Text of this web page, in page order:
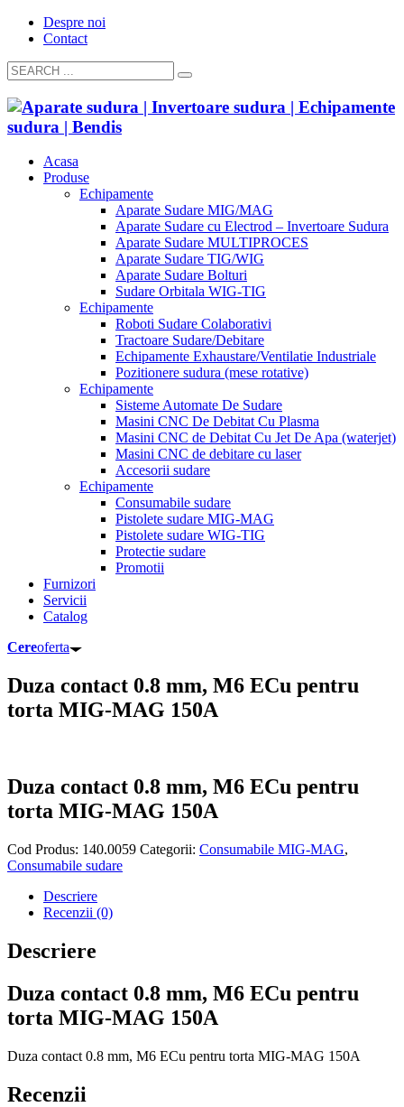
Despre noi
Contact
Acasa
Produse
Echipamente
Aparate Sudare MIG/MAG
Aparate Sudare cu Electrod – Invertoare Sudura
Aparate Sudare MULTIPROCES
Aparate Sudare TIG/WIG
Aparate Sudare Bolturi
Sudare Orbitala WIG-TIG
Echipamente
Roboti Sudare Colaborativi
Tractoare Sudare/Debitare
Echipamente Exhaustare/Ventilatie Industriale
Pozitionere sudura (mese rotative)
Echipamente
Sisteme Automate De Sudare
Masini CNC De Debitat Cu Plasma
Masini CNC de Debitat Cu Jet De Apa (waterjet)
Masini CNC de debitare cu laser
Accesorii sudare
Echipamente
Consumabile sudare
Pistolete sudare MIG-MAG
Pistolete sudare WIG-TIG
Protectie sudare
Promotii
Furnizori
Servicii
Catalog
Cereoferta
Duza contact 0.8 mm, M6 ECu pentru
torta MIG-MAG 150A
Duza contact 0.8 mm, M6 ECu pentru
torta MIG-MAG 150A
Cod Produs: 140.0059 Categorii: Consumabile MIG-MAG,
Consumabile sudare
Descriere
Recenzii (0)
Descriere
Duza contact 0.8 mm, M6 ECu pentru
torta MIG-MAG 150A
Duza contact 0.8 mm, M6 ECu pentru torta MIG-MAG 150A
Recenzii